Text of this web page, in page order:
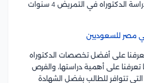
تبلغ عدد سنوات دراسة الدكتوراه في التمريض 4 سنوات
مصر للسعوديين
على أفضل تخصصات الدكتوراه
على أهمية دراستها، والفرص
التي تتوافر للطالب بفضل الشهادة